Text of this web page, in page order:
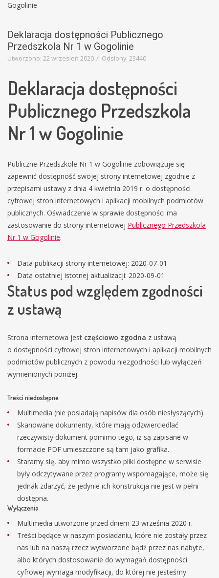
Gogolinie
Deklaracja dostępności Publicznego
Przedszkola Nr 1 w Gogolinie
Utworzono: 22 wrzesień 2020 Odsłony: 23440
Deklaracja dostępności
Publicznego Przedszkola
Nr 1 w Gogolinie
Publiczne Przedszkole Nr 1 w Gogolinie zobowiązuje się
zapewnić dostępność swojej strony internetowej zgodnie z
przepisami ustawy z dnia 4 kwietnia 2019 r. o dostępności
cyfrowej stron internetowych i aplikacji mobilnych podmiotów
publicznych. Oświadczenie w sprawie dostępności ma
zastosowanie do strony internetowej Publicznego Przedszkola
Nr 1 w Gogolinie.
Data publikacji strony internetowej: 2020-07-01
Data ostatniej istotnej aktualizacji: 2020-09-01
Status pod względem zgodności
z ustawą
Strona internetowa jest częściowo zgodna z ustawą
o dostępności cyfrowej stron internetowych i aplikacji mobilnych
podmiotów publicznych z powodu niezgodności lub wyłączeń
wymienionych poniżej.
Treści niedostępne
Multimedia (nie posiadają napisów dla osób niesłyszących).
Skanowane dokumenty, które mają odzwierciedlać
rzeczywisty dokument pomimo tego, iż są zapisane w
formacie PDF umieszczone są tam jako grafika.
Staramy się, aby mimo wszystko pliki dostępne w serwisie
były odczytywane przez programy wspomagające, może się
jednak zdarzyć, że jedynie ich konstrukcja nie jest w pełni
dostępna.
Wyłączenia
Multimedia utworzone przed dniem 23 września 2020 r.
Treści będące w naszym posiadaniu, które nie zostały przez
nas lub na naszą rzecz wytworzone bądź przez nas nabyte,
albo których dostosowanie do wymagań dostępności
cyfrowej wymaga modyfikacji, do której nie jesteśmy